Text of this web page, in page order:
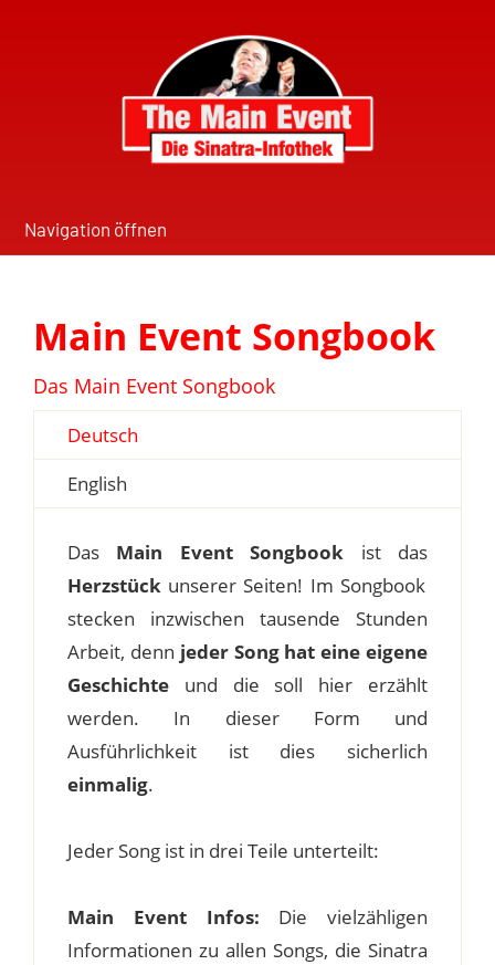
Navigation öffnen
Main Event Songbook
Das Main Event Songbook
Deutsch
English
Das Main Event Songbook ist das
Herzstück unserer Seiten! Im Songbook
stecken inzwischen tausende Stunden
Arbeit, denn jeder Song hat eine eigene
Geschichte und die soll hier erzählt
werden. In dieser Form und
Ausführlichkeit ist dies sicherlich
einmalig.
Jeder Song ist in drei Teile unterteilt:
Main Event Infos: Die vielzähligen
Informationen zu allen Songs, die Sinatra